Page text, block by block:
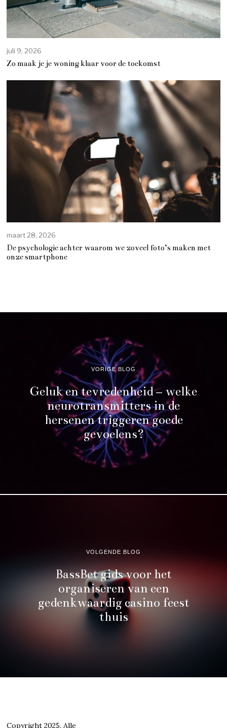
juli 9, 2026
Zo maak je je woning klaar voor de toekomst
maart 28, 2026
De psychologie achter waarom we zoveel foto’s maken met
onze smartphone
VORIGE BLOG
Geluk en tevredenheid – welke
neurotransmitters in de
hersenen triggeren goede
gevoelens?
VOLGENDE BLOG
BassBet gids voor het
organiseren van een
gedenkwaardig casino feest
thuis
Copyright 2025. Alle